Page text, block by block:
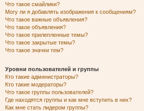
Что такое смайлики?
Могу ли я добавлять изображения к сообщениям?
Что такое важные объявления?
Что такое объявления?
Что такое прилепленные темы?
Что такое закрытые темы?
Что такое значки тем?
Уровни пользователей и группы
Кто такие администраторы?
Кто такие модераторы?
Что такое группы пользователей?
Где находятся группы и как мне вступить в них?
Как мне стать лидером группы?